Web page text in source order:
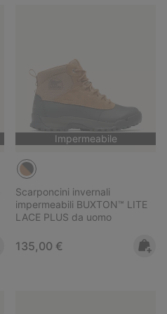
Impermeabile
Scarponcini invernali
impermeabili BUXTON™ LITE
LACE PLUS da uomo
Regular price:
135,00 €